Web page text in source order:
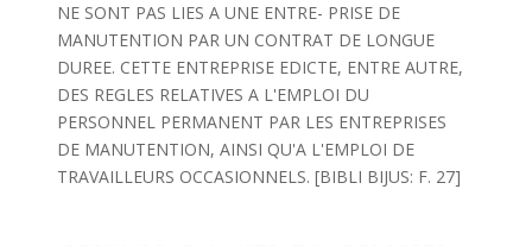
NE SONT PAS LIES A UNE ENTRE- PRISE DE
MANUTENTION PAR UN CONTRAT DE LONGUE
DUREE. CETTE ENTREPRISE EDICTE, ENTRE AUTRE,
DES REGLES RELATIVES A L'EMPLOI DU
PERSONNEL PERMANENT PAR LES ENTREPRISES
DE MANUTENTION, AINSI QU'A L'EMPLOI DE
TRAVAILLEURS OCCASIONNELS. [BIBLI BIJUS: F. 27]